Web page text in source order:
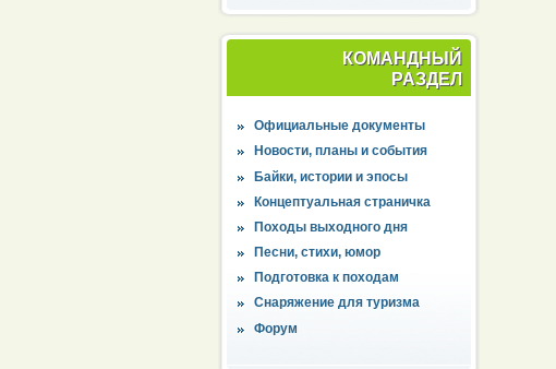
КОМАНДНЫЙ
РАЗДЕЛ
Официальные документы
Новости, планы и события
Байки, истории и эпосы
Концептуальная страничка
Походы выходного дня
Песни, стихи, юмор
Подготовка к походам
Снаряжение для туризма
Форум